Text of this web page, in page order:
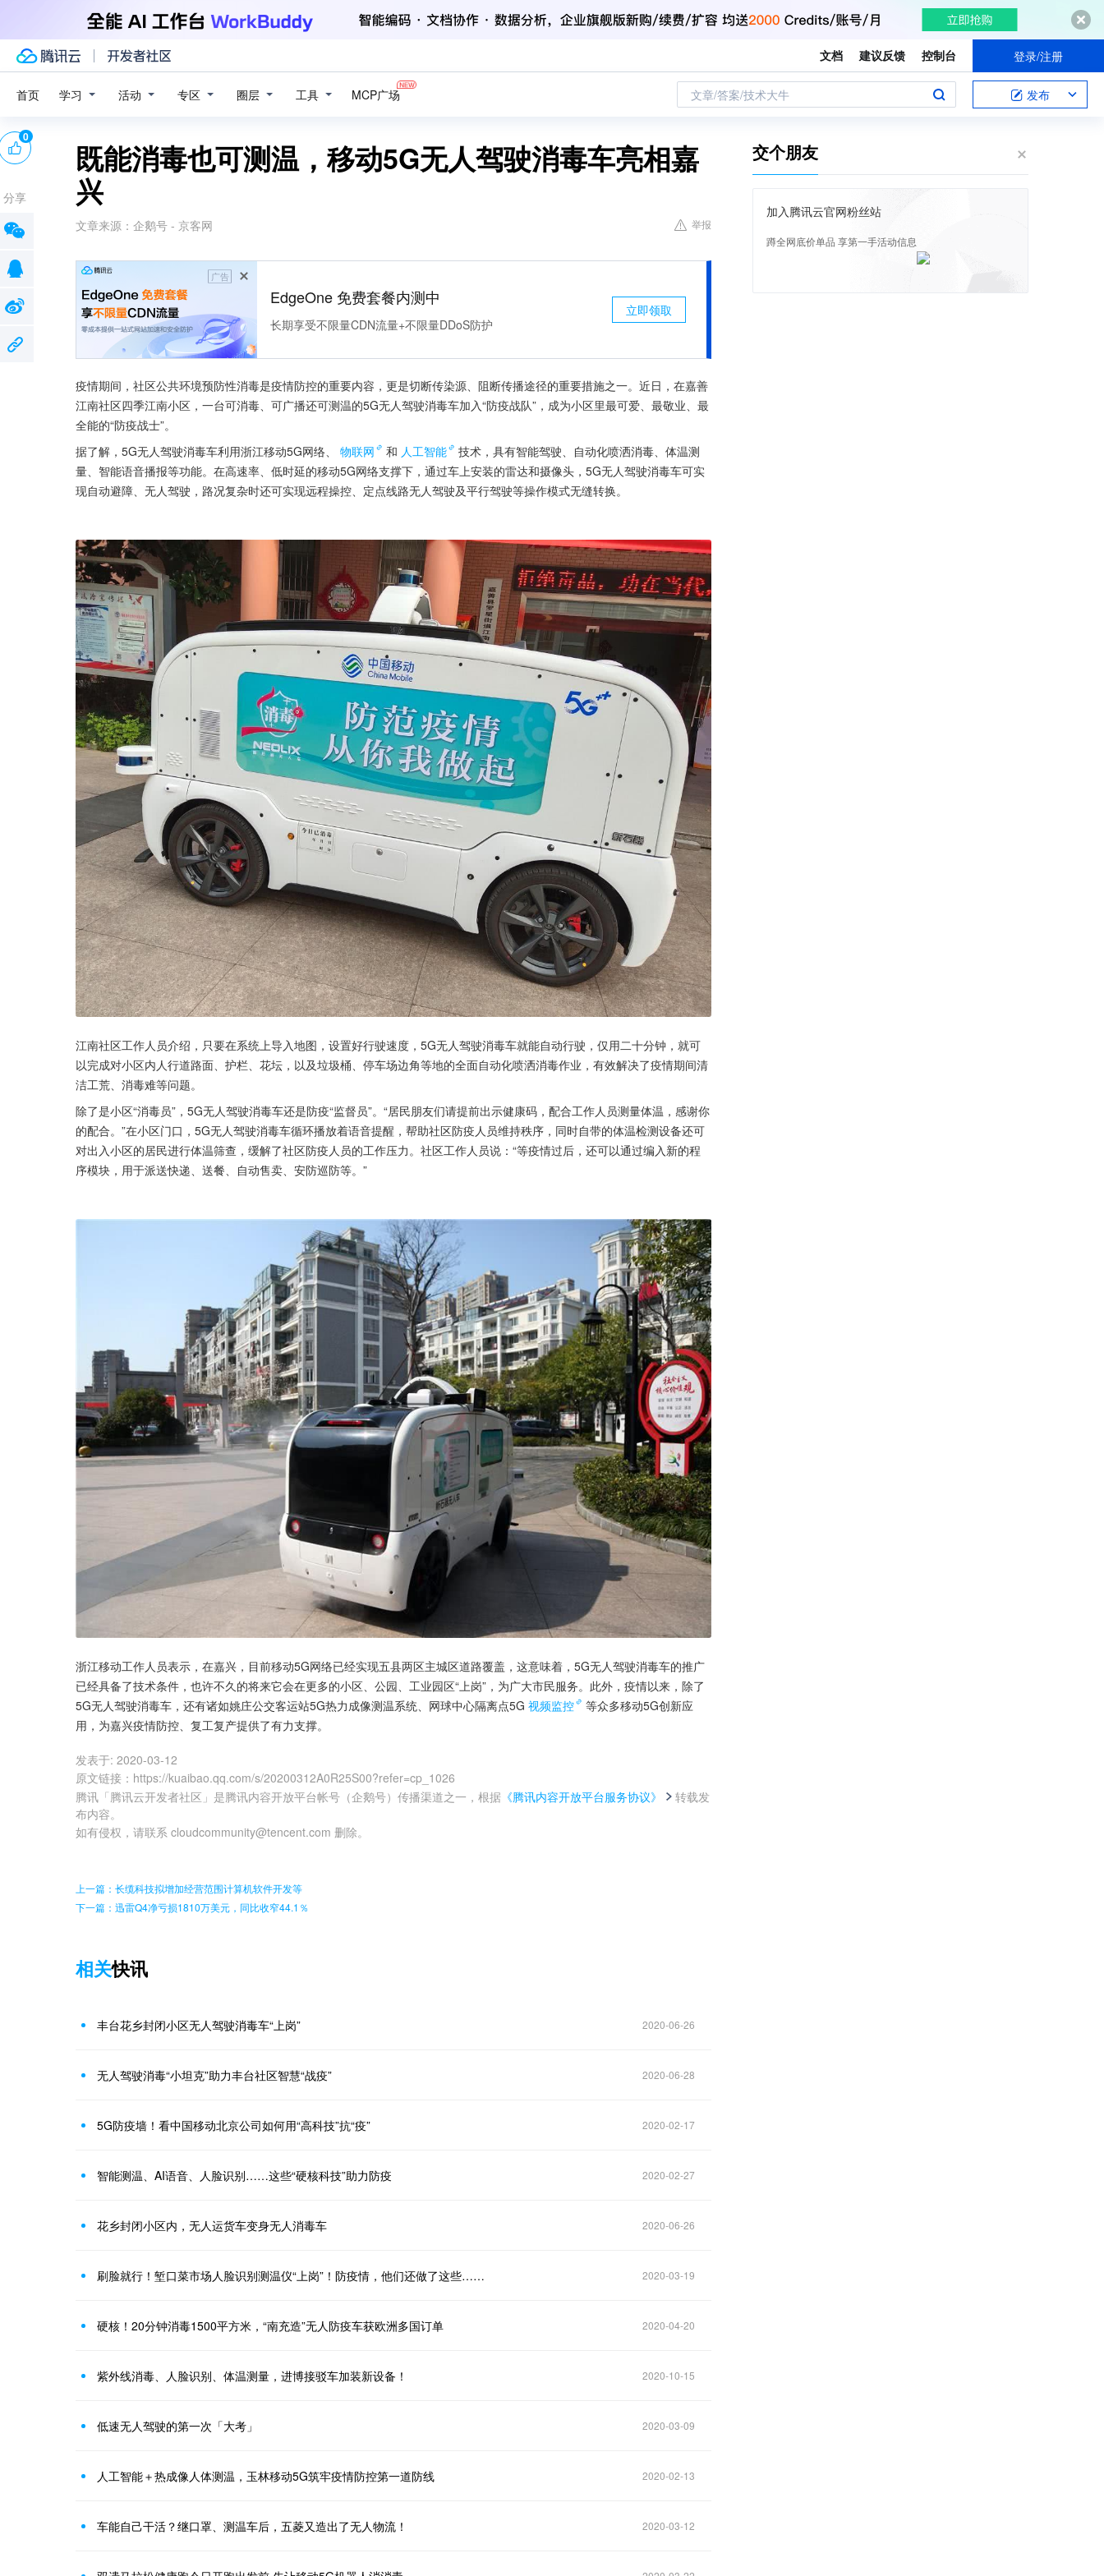
文档 建议反馈 控制台 登录/注册
首页 学习 活动 专区 圈层 工具 MCP广场 文章/答案/技术大牛 发布
既能消毒也可测温，移动5G无人驾驶消毒车亮相嘉
兴
文章来源： 企鹅号 - 京客网 举报
广告
EdgeOne 免费套餐内测中
长期享受不限量CDN流量+不限量DDoS防护
立即领取
疫情期间，社区公共环境预防性消毒是疫情防控的重要内容，更是切断传染源、阻断传播途径的重要措施之一。近日，在嘉善
江南社区四季江南小区，一台可消毒、可广播还可测温的5G无人驾驶消毒车加入“防疫战队”，成为小区里最可爱、最敬业、最
全能的“防疫战士”。
据了解，5G无人驾驶消毒车利用浙江移动5G网络、
物联网 和 人工智能
技术，具有智能驾驶、自动化喷洒消毒、体温测
量、智能语音播报等功能。在高速率、低时延的移动5G网络支撑下，通过车上安装的雷达和摄像头，5G无人驾驶消毒车可实
现自动避障、无人驾驶，路况复杂时还可实现远程操控、定点线路无人驾驶及平行驾驶等操作模式无缝转换。
江南社区工作人员介绍，只要在系统上导入地图，设置好行驶速度，5G无人驾驶消毒车就能自动行驶，仅用二十分钟，就可
以完成对小区内人行道路面、护栏、花坛，以及垃圾桶、停车场边角等地的全面自动化喷洒消毒作业，有效解决了疫情期间清
洁工荒、消毒难等问题。
除了是小区“消毒员”，5G无人驾驶消毒车还是防疫“监督员”。“居民朋友们请提前出示健康码，配合工作人员测量体温，感谢你
的配合。”在小区门口，5G无人驾驶消毒车循环播放着语音提醒，帮助社区防疫人员维持秩序，同时自带的体温检测设备还可
对出入小区的居民进行体温筛查，缓解了社区防疫人员的工作压力。社区工作人员说：“等疫情过后，还可以通过编入新的程
序模块，用于派送快递、送餐、自动售卖、安防巡防等。”
浙江移动工作人员表示，在嘉兴，目前移动5G网络已经实现五县两区主城区道路覆盖，这意味着，5G无人驾驶消毒车的推广
已经具备了技术条件，也许不久的将来它会在更多的小区、公园、工业园区“上岗”，为广大市民服务。此外，疫情以来，除了
5G无人驾驶消毒车，还有诸如姚庄公交客运站5G热力成像测温系统、网球中心隔离点5G 视频监控
等众多移动5G创新应
用，为嘉兴疫情防控、复工复产提供了有力支撑。
发表于: 2020-03-12
原文链接 ： https://kuaibao.qq.com/s/20200312A0R25S00?refer=cp_1026
腾讯「腾讯云开发者社区」是腾讯内容开放平台帐号（企鹅号）传播渠道之一，根据 《腾讯内容开放平台服务协议》
转载发
布内容。
如有侵权，请联系 cloudcommunity@tencent.com 删除。
0
分享
上一篇：长缆科技拟增加经营范围计算机软件开发等
下一篇：迅雷Q4净亏损1810万美元，同比收窄44.1％
相关快讯
丰台花乡封闭小区无人驾驶消毒车“上岗” 2020-06-26
无人驾驶消毒“小坦克”助力丰台社区智慧“战疫” 2020-06-28
5G防疫墙！看中国移动北京公司如何用“高科技”抗“疫” 2020-02-17
智能测温、AI语音、人脸识别……这些“硬核科技”助力防疫 2020-02-27
花乡封闭小区内，无人运货车变身无人消毒车 2020-06-26
刷脸就行！堑口菜市场人脸识别测温仪“上岗”！防疫情，他们还做了这些…… 2020-03-19
硬核！20分钟消毒1500平方米，“南充造”无人防疫车获欧洲多国订单 2020-04-20
紫外线消毒、人脸识别、体温测量，进博接驳车加装新设备！ 2020-10-15
低速无人驾驶的第一次「大考」 2020-03-09
人工智能＋热成像人体测温，玉林移动5G筑牢疫情防控第一道防线 2020-02-13
车能自己干活？继口罩、测温车后，五菱又造出了无人物流！ 2020-03-12
交个朋友
加入腾讯云官网粉丝站
蹲全网底价单品 享第一手活动信息